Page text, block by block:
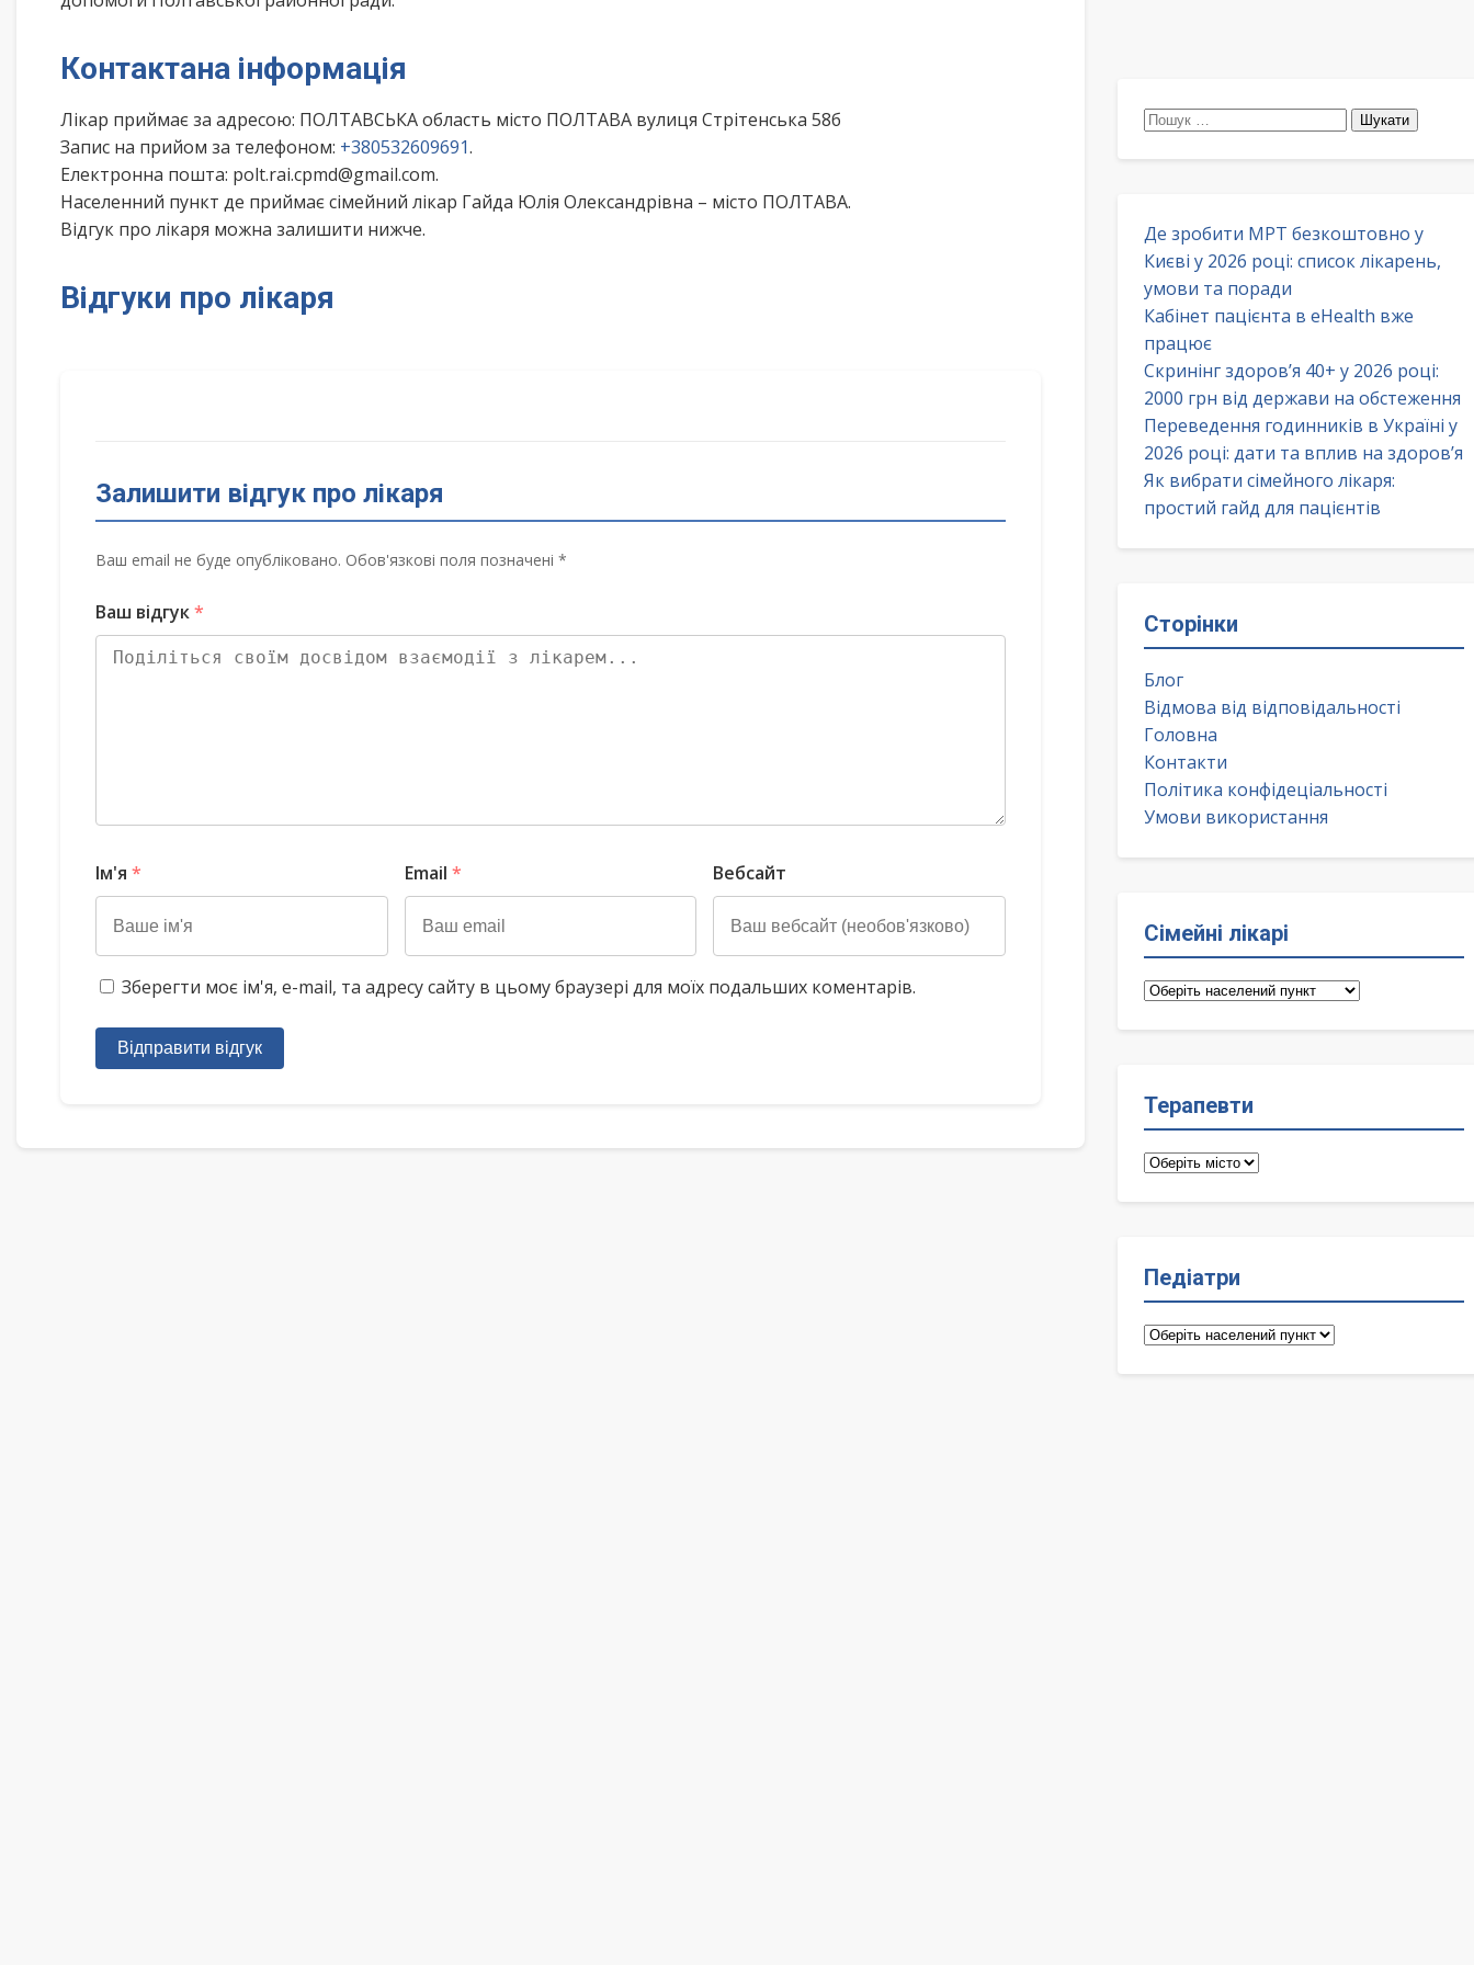
Контактана інформація
Лікар приймає за адресою: ПОЛТАВСЬКА область місто ПОЛТАВА вулиця Стрітенська 58б
Запис на прийом за телефоном: +380532609691.
Електронна пошта: polt.rai.cpmd@gmail.com.
Населенний пункт де приймає сімейний лікар Гайда Юлія Олександрівна – місто ПОЛТАВА.
Відгук про лікаря можна залишити нижче.
Відгуки про лікаря
Залишити відгук про лікаря
Ваш email не буде опубліковано. Обов'язкові поля позначені *
Ваш відгук*
Ім'я * Email * Вебсайт
Зберегти моє ім'я, e-mail, та адресу сайту в цьому браузері для моїх подальших коментарів.
Відправити відгук
Пошук:
Де зробити МРТ безкоштовно у
Києві у 2026 році: список лікарень,
умови та поради
Кабінет пацієнта в eHealth вже
працює
Скринінг здоров’я 40+ у 2026 році:
2000 грн від держави на обстеження
Переведення годинників в Україні у
2026 році: дати та вплив на здоров’я
Як вибрати сімейного лікаря:
простий гайд для пацієнтів
Сторінки
Блог
Відмова від відповідальності
Головна
Контакти
Політика конфідеціальності
Умови використання
Сімейні лікарі
Сімейні
Терапевти
Терапевти
Педіатри
Педіатри